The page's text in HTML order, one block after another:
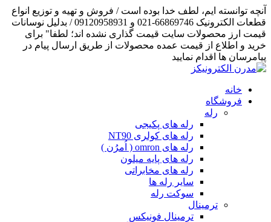
آنچه توانسته ایم، لطف خدا بوده است / فروش و تهیه و توزیع انواع
قطعات الکترونیک 66869746-021 و 09120958931 / بدلیل نوسانات
قیمت ارز محصولات سایت قیمت گذاری نشده اند؛ لطفا" برای
خرید و اطلاع از قیمت عمده محصولات از طریق ارسال پیام در
پیامرسان ها اقدام نمایید
خانه
فروشگاه
رله
رله های پکیجی
رله های کولری NT90
رله های omron ( اُمرُن )
رله های پایه میلون
رله های مخابراتی
سایر رله ها
سوکت رله
ترمینال
ترمینال فونیکس